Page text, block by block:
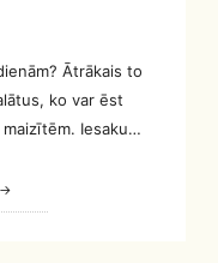
Ātrākais to
ko var ēst
Iesaku…